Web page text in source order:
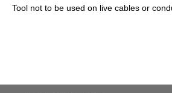
Tool not to be used on live cables or